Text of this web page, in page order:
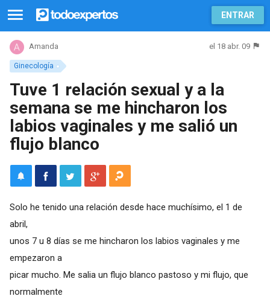
ENTRAR
Ginecología
Amanda el 18 abr. 09
Tuve 1 relación sexual y a la
semana se me hincharon los
labios vaginales y me salió un
flujo blanco
Solo he tenido una relación desde hace muchísimo, el 1 de
abril,
unos 7 u 8 días se me hincharon los labios vaginales y me
empezaron a
picar mucho. Me salia un flujo blanco pastoso y mi flujo, que
normalmente